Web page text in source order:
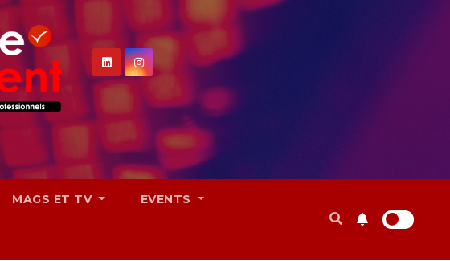
MAGS ET TV EVENTS